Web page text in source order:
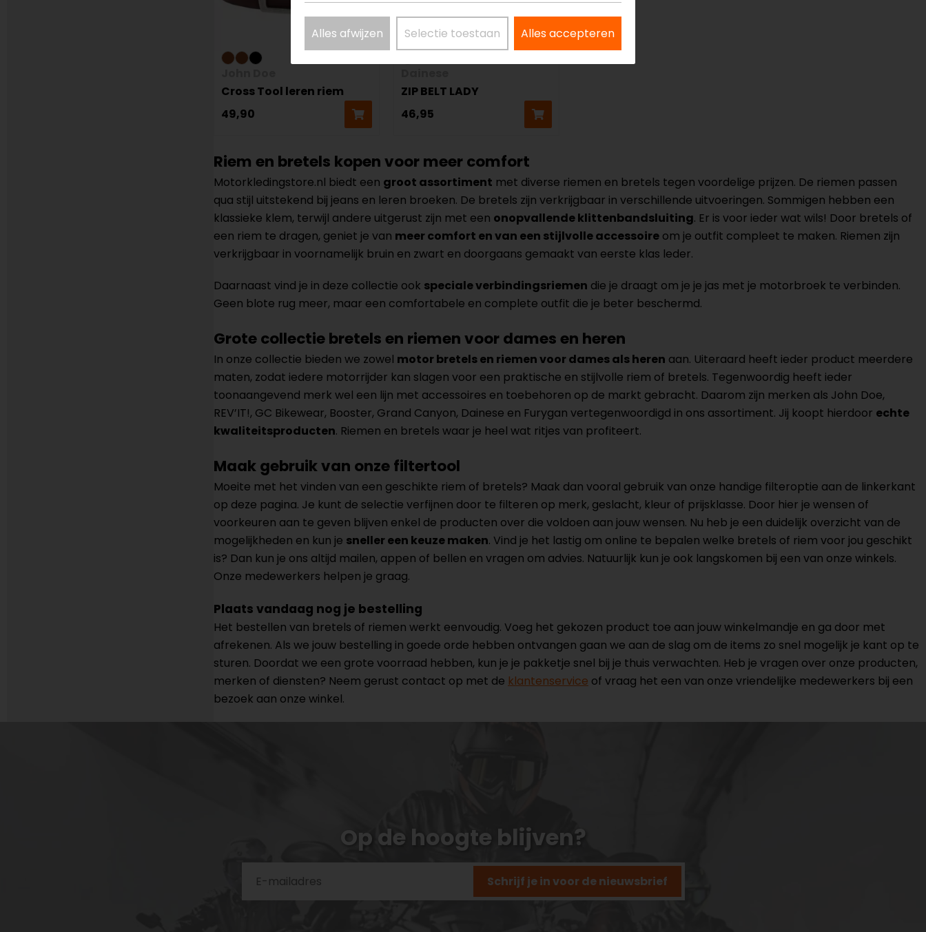
Cross Tool leren riem
49,90
ZIP BELT LADY
46,95
Riem en bretels kopen voor meer comfort
Motorkledingstore.nl biedt een groot assortiment met diverse riemen en bretels tegen voordelige prijzen. De riemen passen
qua stijl uitstekend bij jeans en leren broeken. De bretels zijn verkrijgbaar in verschillende uitvoeringen. Sommigen hebben een
klassieke klem, terwijl andere uitgerust zijn met een onopvallende klittenbandsluiting. Er is voor ieder wat wils! Door bretels of
een riem te dragen, geniet je van meer comfort en van een stijlvolle accessoire om je outfit compleet te maken. Riemen zijn
verkrijgbaar in voornamelijk bruin en zwart en doorgaans gemaakt van eerste klas leder.
Daarnaast vind je in deze collectie ook speciale verbindingsriemen die je draagt om je je jas met je motorbroek te verbinden.
Geen blote rug meer, maar een comfortabele en complete outfit die je beter beschermd.
Grote collectie bretels en riemen voor dames en heren
In onze collectie bieden we zowel motor bretels en riemen voor dames als heren aan. Uiteraard heeft ieder product meerdere
maten, zodat iedere motorrijder kan slagen voor een praktische en stijlvolle riem of bretels. Tegenwoordig heeft ieder
toonaangevend merk wel een lijn met accessoires en toebehoren op de markt gebracht. Daarom zijn merken als John Doe,
REV’IT!, GC Bikewear, Booster, Grand Canyon, Dainese en Furygan vertegenwoordigd in ons assortiment. Jij koopt hierdoor echte
kwaliteitsproducten. Riemen en bretels waar je heel wat ritjes van profiteert.
Maak gebruik van onze filtertool
Moeite met het vinden van een geschikte riem of bretels? Maak dan vooral gebruik van onze handige filteroptie aan de linkerkant
op deze pagina. Je kunt de selectie verfijnen door te filteren op merk, geslacht, kleur of prijsklasse. Door hier je wensen of
voorkeuren aan te geven blijven enkel de producten over die voldoen aan jouw wensen. Nu heb je een duidelijk overzicht van de
mogelijkheden en kun je sneller een keuze maken. Vind je het lastig om online te bepalen welke bretels of riem voor jou geschikt
is? Dan kun je ons altijd mailen, appen of bellen en vragen om advies. Natuurlijk kun je ook langskomen bij een van onze winkels.
Onze medewerkers helpen je graag.
Plaats vandaag nog je bestelling
Het bestellen van bretels of riemen werkt eenvoudig. Voeg het gekozen product toe aan jouw winkelmandje en ga door met
afrekenen. Als we jouw bestelling in goede orde hebben ontvangen gaan we aan de slag om de items zo snel mogelijk je kant op te
sturen. Doordat we een grote voorraad hebben, kun je je pakketje snel bij je thuis verwachten. Heb je vragen over onze producten,
merken of diensten? Neem gerust contact op met de klantenservice of vraag het een van onze vriendelijke medewerkers bij een
bezoek aan onze winkel.
Op de hoogte blijven?
Schrijf je in voor de nieuwsbrief
Alles afwijzen Selectie toestaan Alles accepteren